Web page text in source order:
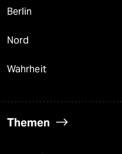
Berlin
Nord
Wahrheit
Themen